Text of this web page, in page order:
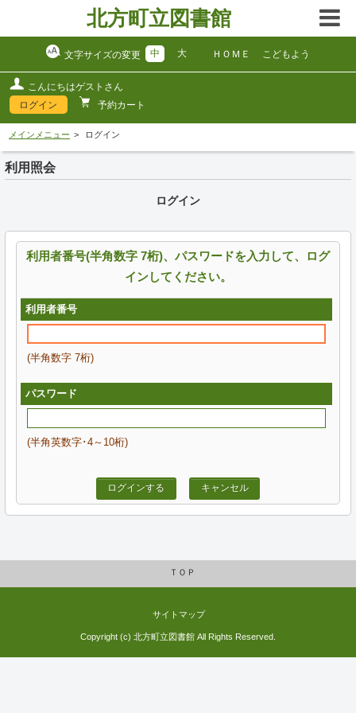
北方町立図書館
文字サイズの変更 中 大 ＨＯＭＥ こどもよう
こんにちはゲストさん
ログイン
予約カート
メインメニュー ログイン
利用照会
ログイン
利用者番号(半角数字 7桁)、パスワードを入力して、ログ
インしてください。
利用者番号
(半角数字 7桁)
パスワード
(半角英数字･4～10桁)
ログインする キャンセル
ＴＯＰ
サイトマップ
Copyright (c) 北方町立図書館 All Rights Reserved.